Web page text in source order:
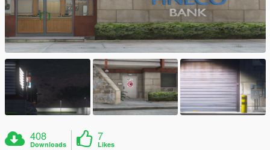
408
Downloads
7
Likes